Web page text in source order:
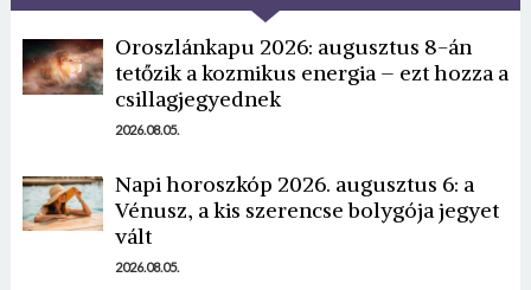
Oroszlánkapu 2026: augusztus 8-án
tetőzik a kozmikus energia – ezt hozza a
csillagjegyednek
2026.08.05.
Napi horoszkóp 2026. augusztus 6: a
Vénusz, a kis szerencse bolygója jegyet
vált
2026.08.05.